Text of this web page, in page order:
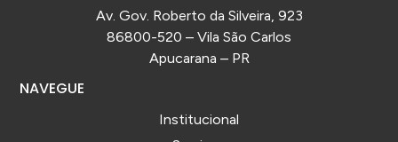
Av. Gov. Roberto da Silveira, 923
86800-520 – Vila São Carlos
Apucarana – PR
NAVEGUE
Institucional